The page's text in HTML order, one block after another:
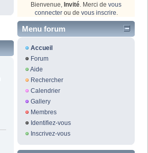
Bienvenue, Invité . Merci de vous
connecterou de vous inscrire
Menu forum
Accueil
Forum
Aide
Rechercher
Calendrier
Gallery
Membres
Identifiez-vous
Inscrivez-vous